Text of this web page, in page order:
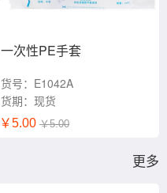
一次性PE手套
货号：E1042A
货期：现货
￥5.00 ￥5.00
更多